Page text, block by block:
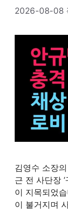
2026-08-08
김영수 소장
근 전 사단장
이 지목되었
이 불거지며